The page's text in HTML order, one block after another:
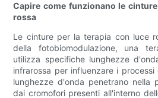
Capire come funzionano le
rossa
Le cinture per la terapia con luce
della fotobiomodulazione, una
utilizza specifiche lunghezze
infrarossa per influenzare i
lunghezze d'onda penetrano nella
dai cromofori presenti all'interno